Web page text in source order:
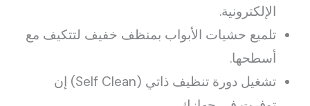
الإلكترونية.
تلميع حشيات الأبواب بمنظف خفيف لتتكيف مع
أسطحها.
تشغيل دورة تنظيف ذاتي (Self Clean) إن